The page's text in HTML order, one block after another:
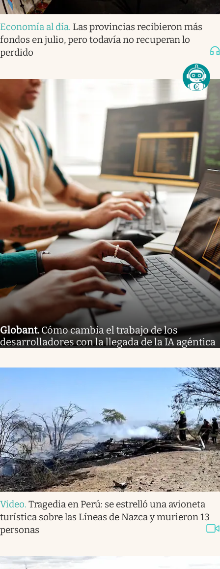
Economía al día. Las provincias recibieron más
fondos en julio, pero todavía no recuperan lo
perdido
Globant. Cómo cambia el trabajo de los
desarrolladores con la llegada de la IA agéntica
Video. Tragedia en Perú: se estrelló una avioneta
turística sobre las Líneas de Nazca y murieron 13
personas